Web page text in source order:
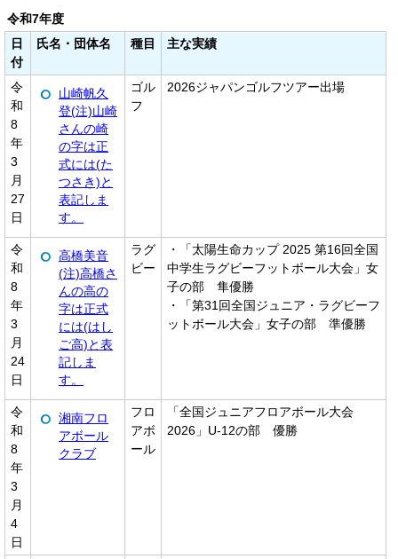
令和7年度
日
付
氏名・団体名 種目 主な実績
令
和
8
年
3
月
27
日
山崎帆久
登(注)山崎
さんの崎
の字は正
式には(た
つさき)と
表記しま
す。
ゴル
フ
2026ジャパンゴルフツアー出場
令
和
8
年
3
月
24
日
高橋美音
(注)高橋さ
んの高の
字は正式
には(はし
ご高)と表
記しま
す。
ラグ
ビー
・「太陽生命カップ 2025 第16回全国
中学生ラグビーフットボール大会」女
子の部 隼優勝
・「第31回全国ジュニア・ラグビーフ
ットボール大会」女子の部 準優勝
令
和
8
年
3
月
4
日
湘南フロ
アボール
クラブ
フロ
アボ
ール
「全国ジュニアフロアボール大会
2026」U-12の部 優勝